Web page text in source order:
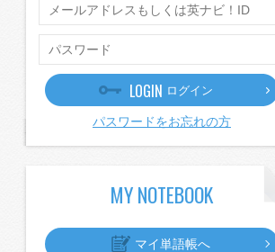
LOGIN ログイン
パスワードをお忘れの方
MY NOTEBOOK
マイ単語帳へ